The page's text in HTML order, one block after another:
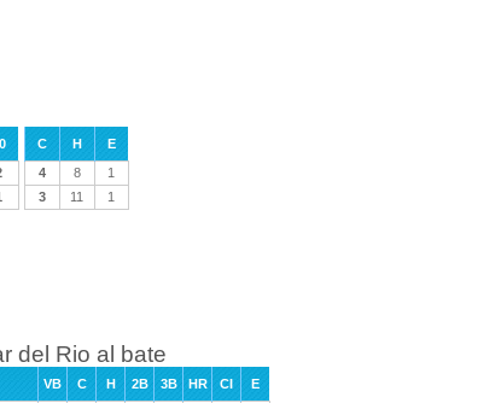
C H
E
4 8
1
3 11 1
del Rio al bate
VB C H 2B 3B HR CI
E